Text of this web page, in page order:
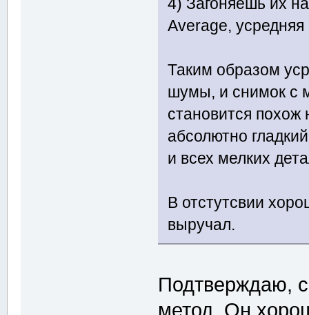
Average,
Таким образом
шумы, и снимок с
становится
абсолютно
и всех мелких
В отстутсвии
выручал.
Подтверждаю,
метод. Он